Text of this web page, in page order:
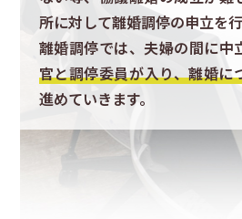
所に対して離婚調停の申立を行
離婚調停では、夫婦の間に中
官と調停委員が入り、離婚に
進めていきます。